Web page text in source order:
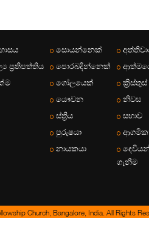
ප්‍රතිපත්තිය
සොයන්නෙක්
පොරබදින්නෙක්
ගෝලයෙක්
යෞවන
ස්ත්‍රිය
පුරුෂයා
නායකයා
නිවස
සභාව
ගැනීම
Church, Bangalore, India. All Rights